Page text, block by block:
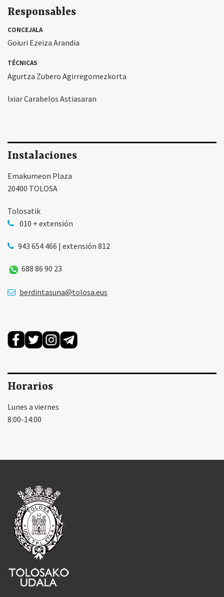
Responsables
CONCEJALA
Goiuri Ezeiza Arandia
TÉCNICAS
Agurtza Zubero Agirregomezkorta
Ixiar Carabelos Astiasaran
Instalaciones
Emakumeon Plaza
20400 TOLOSA
Tolosatik
010 + extensión
943 654 466 | extensión 812
688 86 90 23
berdintasuna@tolosa.eus
Horarios
Lunes a viernes
8:00-14:00